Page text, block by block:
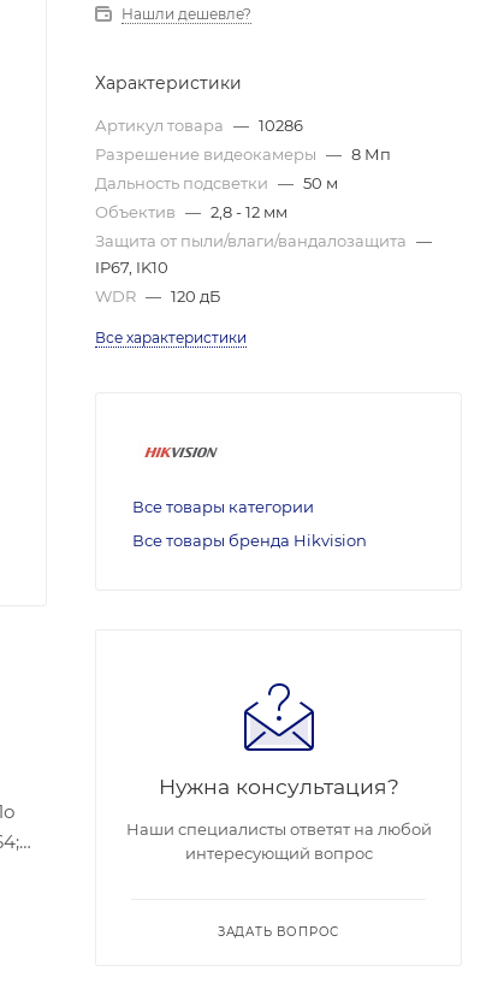
В,
Нашли дешевле?
Характеристики
Артикул товара — 10286
Разрешение видеокамеры — 8 Мп
Дальность подсветки — 50 м
Объектив — 2,8 - 12 мм
Защита от пыли/влаги/вандалозащита —
IP67, IK10
WDR — 120 дБ
Все характеристики
Все товары категории
Все товары бренда Hikvision
Нужна консультация?
Наши специалисты ответят на любой
интересующий вопрос
ЗАДАТЬ ВОПРОС